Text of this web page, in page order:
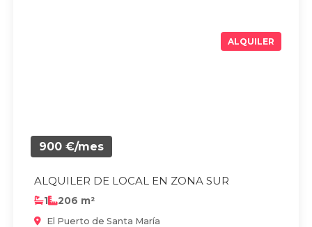
ALQUILER
900 €/mes
ALQUILER DE LOCAL EN ZONA SUR
1 206 m²
El Puerto de Santa María